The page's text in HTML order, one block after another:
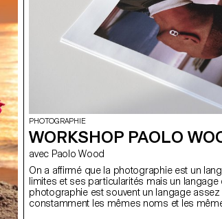
PHOTOGRAPHIE
WORKSHOP PAOLO
avec Paolo Wood
On a affirmé que la photographie est un
limites et ses particularités mais un
photographie est souvent un langage
constamment les mêmes noms et les